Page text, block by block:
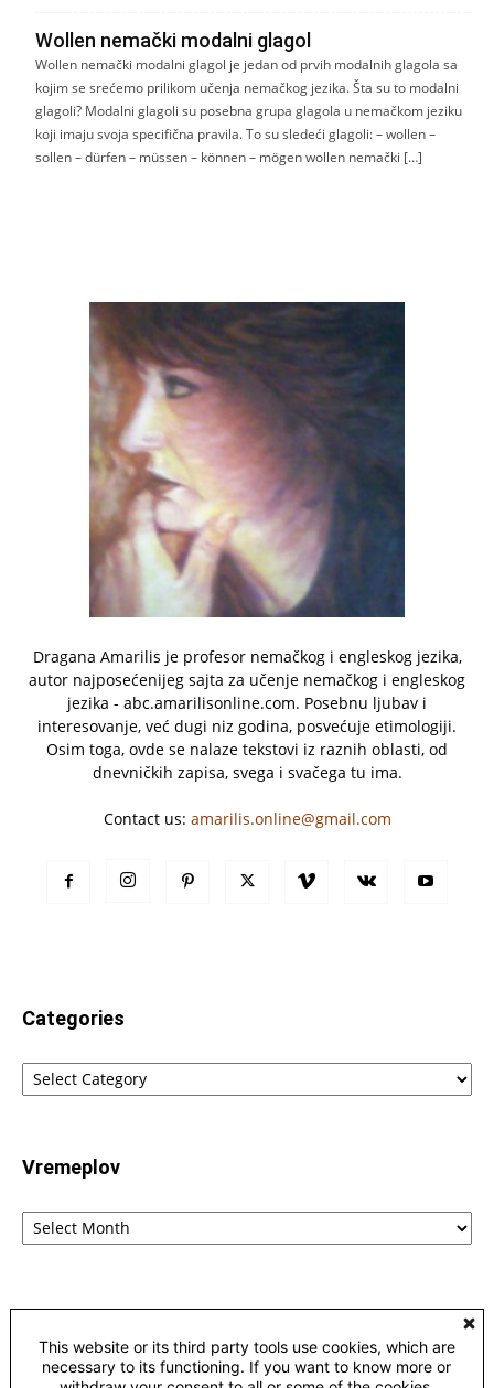
Wollen nemački modalni glagol
Wollen nemački modalni glagol je jedan od prvih modalnih glagola sa
kojim se srećemo prilikom učenja nemačkog jezika. Šta su to modalni
glagoli? Modalni glagoli su posebna grupa glagola u nemačkom jeziku
koji imaju svoja specifična pravila. To su sledeći glagoli: – wollen –
sollen – dürfen – müssen – können – mögen wollen nemački […]
Dragana Amarilis je profesor nemačkog i engleskog jezika,
autor najposećenijeg sajta za učenje nemačkog i engleskog
jezika - abc.amarilisonline.com. Posebnu ljubav i
interesovanje, već dugi niz godina, posvećuje etimologiji.
Osim toga, ovde se nalaze tekstovi iz raznih oblasti, od
dnevničkih zapisa, svega i svačega tu ima.
Contact us: amarilis.online@gmail.com
Categories
Categories
Vremeplov
Vremeplov
Kontakt
Privacy
This website or its third party tools use cookies, which are
necessary to its functioning. If you want to know more or